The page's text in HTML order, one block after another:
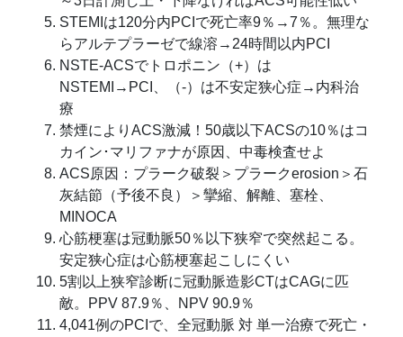
STEMIは120分内PCIで死亡率9％→7％。無理な
らアルテプラーゼで線溶→24時間以内PCI
NSTE-ACSでトロポニン（+）は
NSTEMI→PCI、（-）は不安定狭心症→内科治
療
禁煙によりACS激減！50歳以下ACSの10％はコ
カイン･マリファナが原因、中毒検査せよ
ACS原因：プラーク破裂＞プラークerosion＞石
灰結節（予後不良）＞攣縮、解離、塞栓、
MINOCA
心筋梗塞は冠動脈50％以下狭窄で突然起こる。
安定狭心症は心筋梗塞起こしにくい
5割以上狭窄診断に冠動脈造影CTはCAGに匹
敵。PPV 87.9％、NPV 90.9％
4,041例のPCIで、全冠動脈 対 単一治療で死亡・